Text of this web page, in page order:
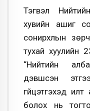
Тэгвэл
хувийн ашиг
сонирхлын
тухай хуулийн
“Нийтийн
дэвшсэн
гүйцэтгэхэд
болох нь